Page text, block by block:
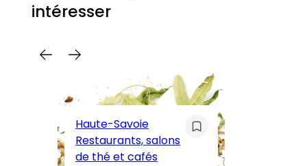
intéresser
Haute-Savoie
Restaurants, salons
de thé et cafés